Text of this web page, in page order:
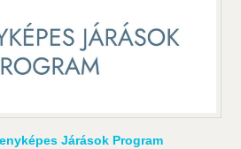
Járások Program